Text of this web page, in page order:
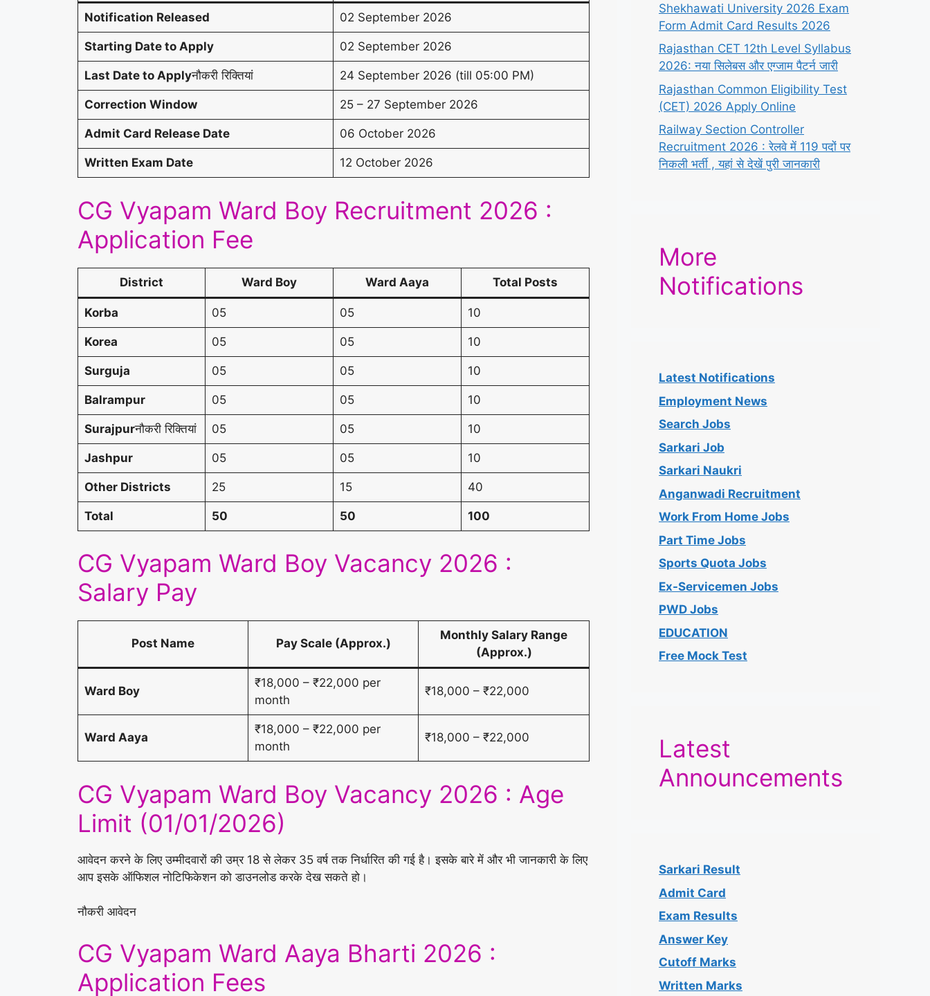
Notification Released 02 September 2026
Starting Date to Apply 02 September 2026
Last Date to Applyनौकरी रिक्तियां 24 September 2026 (till 05:00 PM)
Correction Window 25 – 27 September 2026
Admit Card Release Date 06 October 2026
Written Exam Date 12 October 2026
CG Vyapam Ward Boy Recruitment 2026 :
Application Fee
District Ward Boy Ward Aaya Total Posts
Korba 05 05 10
Korea 05 05 10
Surguja 05 05 10
Balrampur 05 05 10
Surajpurनौकरी रिक्तियां 05 05 10
Jashpur 05 05 10
Other Districts 25 15 40
Total 50 50 100
CG Vyapam Ward Boy Vacancy 2026 :
Salary Pay
Post Name Pay Scale (Approx.)
Monthly Salary Range
(Approx.)
Ward Boy
₹18,000 – ₹22,000 per
month
₹18,000 – ₹22,000
Ward Aaya
₹18,000 – ₹22,000 per
month
₹18,000 – ₹22,000
CG Vyapam Ward Boy Vacancy 2026 : Age
Limit (01/01/2026)
आवेदन करने के लिए उम्मीदवारों की उम्र 18 से लेकर 35 वर्ष तक निर्धारित की गई है। इसके बारे में और भी जानकारी के लिए
आप इसके ऑफिशल नोटिफिकेशन को डाउनलोड करके देख सकते हो।
नौकरी आवेदन
CG Vyapam Ward Aaya Bharti 2026 :
Application Fees
Shekhawati University 2026 Exam
Form Admit Card Results 2026
Rajasthan CET 12th Level Syllabus
2026: नया सिलेबस और एग्जाम पैटर्न जारी
Rajasthan Common Eligibility Test
(CET) 2026 Apply Online
Railway Section Controller
Recruitment 2026 : रेलवे में 119 पदों पर
निकली भर्ती , यहां से देखें पुरी जानकारी
More
Notifications
Latest Notifications
Employment News
Search Jobs
Sarkari Job
Sarkari Naukri
Anganwadi Recruitment
Work From Home Jobs
Part Time Jobs
Sports Quota Jobs
Ex-Servicemen Jobs
PWD Jobs
EDUCATION
Free Mock Test
Latest
Announcements
Sarkari Result
Admit Card
Exam Results
Answer Key
Cutoff Marks
Written Marks